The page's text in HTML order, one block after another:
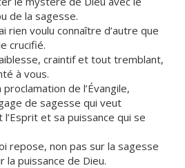
de la sagesse.
rien voulu connaître d’autre que
crucifié.
craintif et tout tremblant,
à vous.
de l’Évangile,
de sagesse qui veut
l’Esprit et sa puissance qui se
repose, non pas sur la sagesse
la puissance de Dieu.